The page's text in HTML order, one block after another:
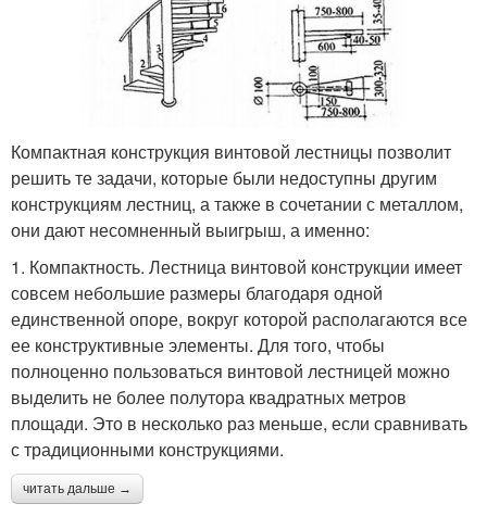
Компактная конструкция винтовой лестницы позволит
решить те задачи, которые были недоступны другим
конструкциям лестниц, а также в сочетании с металлом,
они дают несомненный выигрыш, а именно:
1. Компактность. Лестница винтовой конструкции имеет
совсем небольшие размеры благодаря одной
единственной опоре, вокруг которой располагаются все
ее конструктивные элементы. Для того, чтобы
полноценно пользоваться винтовой лестницей можно
выделить не более полутора квадратных метров
площади. Это в несколько раз меньше, если сравнивать
с традиционными конструкциями.
читать дальше →